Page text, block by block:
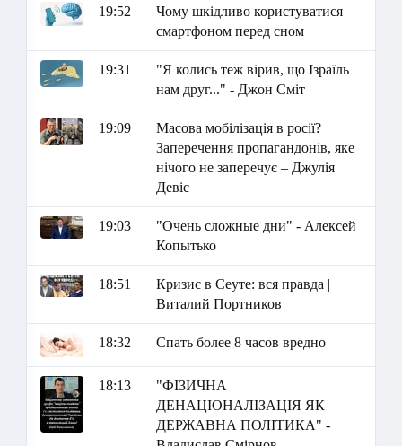
19:52
Чому шкідливо користуватися
смартфоном перед сном
19:31
"Я колись теж вірив, що Ізраїль
нам друг..." - Джон Сміт
19:09
Масова мобілізація в росії?
Заперечення пропагандонів, яке
нічого не заперечує – Джулія
Девіс
19:03
"Очень сложные дни" - Алексей
Копытько
18:51
Кризис в Сеуте: вся правда |
Виталий Портников
18:32 Спать более 8 часов вредно
18:13
"ФІЗИЧНА
ДЕНАЦІОНАЛІЗАЦІЯ ЯК
ДЕРЖАВНА ПОЛІТИКА" -